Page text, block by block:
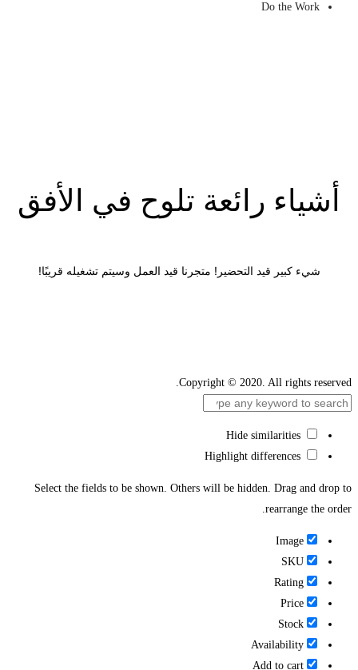
Do the Work
أشياء رائعة تلوح في الأفق
شيء كبير قيد التحضير! متجرنا قيد العمل وسيتم تشغيله قريبًا!
Copyright © 2020. All rights reserved.
Select the fields to be shown. Others will be hidden. Drag and drop to
rearrange the order.
Image
SKU
Rating
Price
Stock
Availability
Add to cart